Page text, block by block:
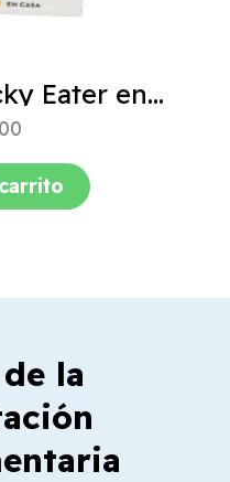
Libro Ayuda Picky Eater en casa
la